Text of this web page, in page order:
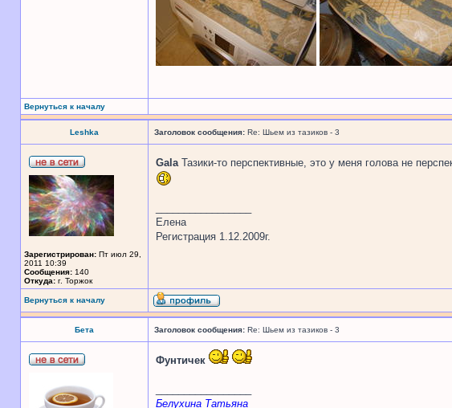
Вернуться к началу
Leshka Заголовок сообщения: Re: Шьем из тазиков - 3
Зарегистрирован: Пт июл 29,
2011 10:39
Сообщения: 140
Откуда: г. Торжок
GalaТазики-то перспективные, это у меня голова не
Елена
Регистрация 1.12.2009г.
Вернуться к началу
Бета Заголовок сообщения: Re: Шьем из тазиков - 3
Фунтичек
Белухина Татьяна